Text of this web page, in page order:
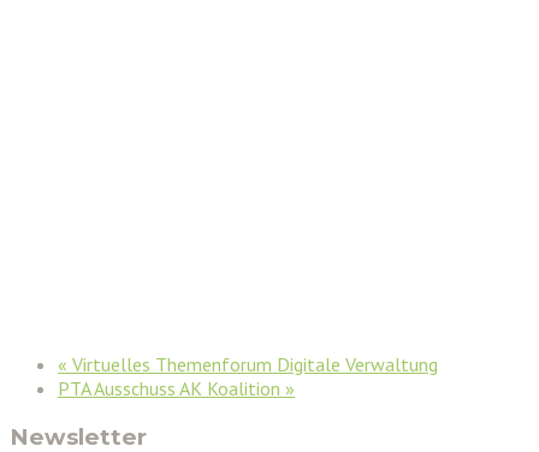
« Virtuelles Themenforum Digitale Verwaltung
PTA Ausschuss AK Koalition »
Newsletter